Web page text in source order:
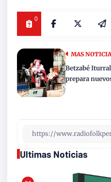
0
MAS NOTICIA
Betzabé
prepara
Ultimas Noticias